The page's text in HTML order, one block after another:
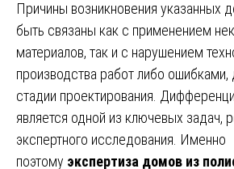
Причины возникновения указанных
быть связаны как с применением
материалов, так и с нарушением
производства работ либо
стадии проектирования.
является одной из ключевых задач,
экспертного исследования. Именно
поэтому экспертиза домов из